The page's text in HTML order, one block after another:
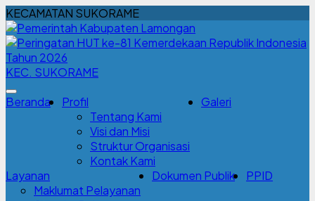
KECAMATAN SUKORAME
KEC. SUKORAME
Beranda
Profil
Tentang Kami
Visi dan Misi
Struktur Organisasi
Kontak Kami
Galeri
Layanan
Maklumat Pelayanan
Dokumen Publik PPID